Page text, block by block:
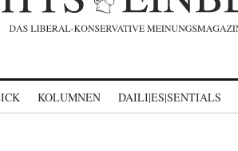
KOLUMNEN DAILI|ES|SENTIALS